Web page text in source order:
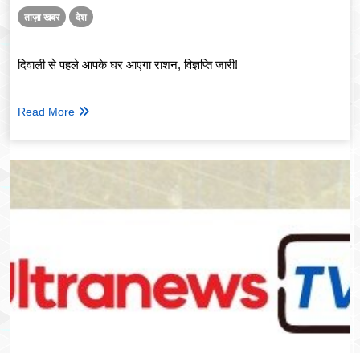
ताज़ा खबर देश
दिवाली से पहले आपके घर आएगा राशन, विज्ञप्ति जारी!
Read More